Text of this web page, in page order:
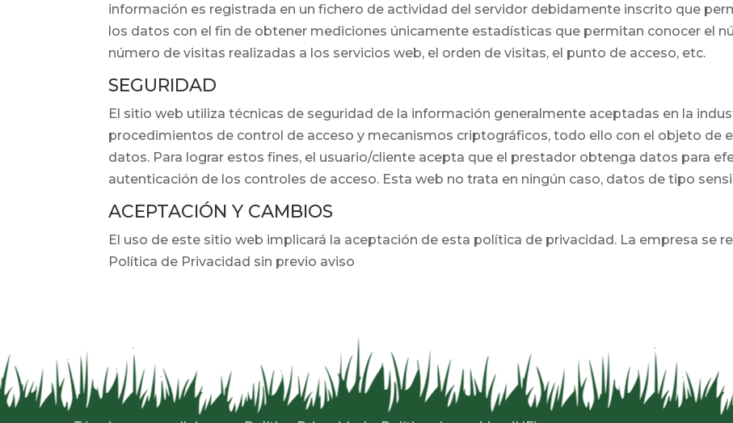
información es registrada en un fichero de actividad del servidor debidamente inscrito que
los datos con el fin de obtener mediciones únicamente estadísticas que permitan conocer el
número de visitas realizadas a los servicios web, el orden de visitas, el punto de acceso, etc.
SEGURIDAD
El sitio web utiliza técnicas de seguridad de la información generalmente aceptadas en la
procedimientos de control de acceso y mecanismos criptográficos, todo ello con el objeto de
datos. Para lograr estos fines, el usuario/cliente acepta que el prestador obtenga datos para
autenticación de los controles de acceso. Esta web no trata en ningún caso, datos de tipo
ACEPTACIÓN Y CAMBIOS
El uso de este sitio web implicará la aceptación de esta política de privacidad. La empresa se
Política de Privacidad sin previo aviso